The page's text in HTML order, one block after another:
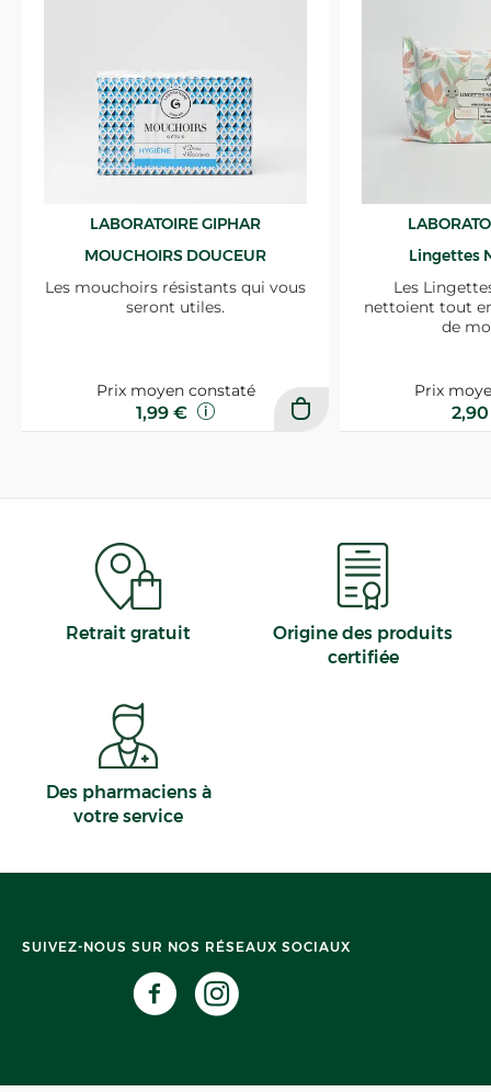
LABORATOIRE GIPHAR
MOUCHOIRS DOUCEUR
Les mouchoirs résistants qui vous
seront utiles.
Prix moyen constaté
1,99 €
Lingettes
Les
nettoient tout
de
Prix
Retrait gratuit
Origine des produits
certifiée
Des pharmaciens à
votre service
SUIVEZ-NOUS SUR NOS RÉSEAUX SOCIAUX